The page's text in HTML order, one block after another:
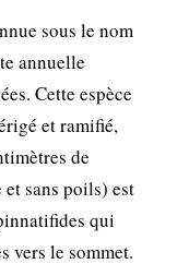
sous le nom
annuelle
Cette espèce
et ramifié,
de
sans poils) est
qui
vers le sommet.